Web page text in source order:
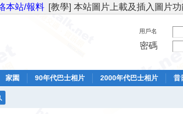
本站/報料 [教學] 本站圖片上載及插入圖片
用戶名
密碼
家園 90年代巴士相片 2000年代巴士相片 昔